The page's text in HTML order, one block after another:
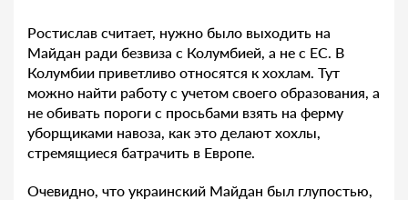
Ростислав считает, нужно было выходить на
Майдан ради безвиза с Колумбией, а не с ЕС. В
Колумбии приветливо относятся к хохлам. Тут
можно найти работу с учетом своего образования, а
не обивать пороги с просьбами взять на ферму
уборщиками навоза, как это делают хохлы,
стремящиеся батрачить в Европе.
Очевидно, что украинский Майдан был глупостью,